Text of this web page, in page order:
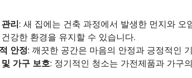
리: 새 집에는 건축 과정에서 발생한 먼지와 오
강한 환경을 유지할 수 있습니다.
안정: 깨끗한 공간은 마음의 안정과 긍정적인
가구 보호: 정기적인 청소는 가전제품과 가구